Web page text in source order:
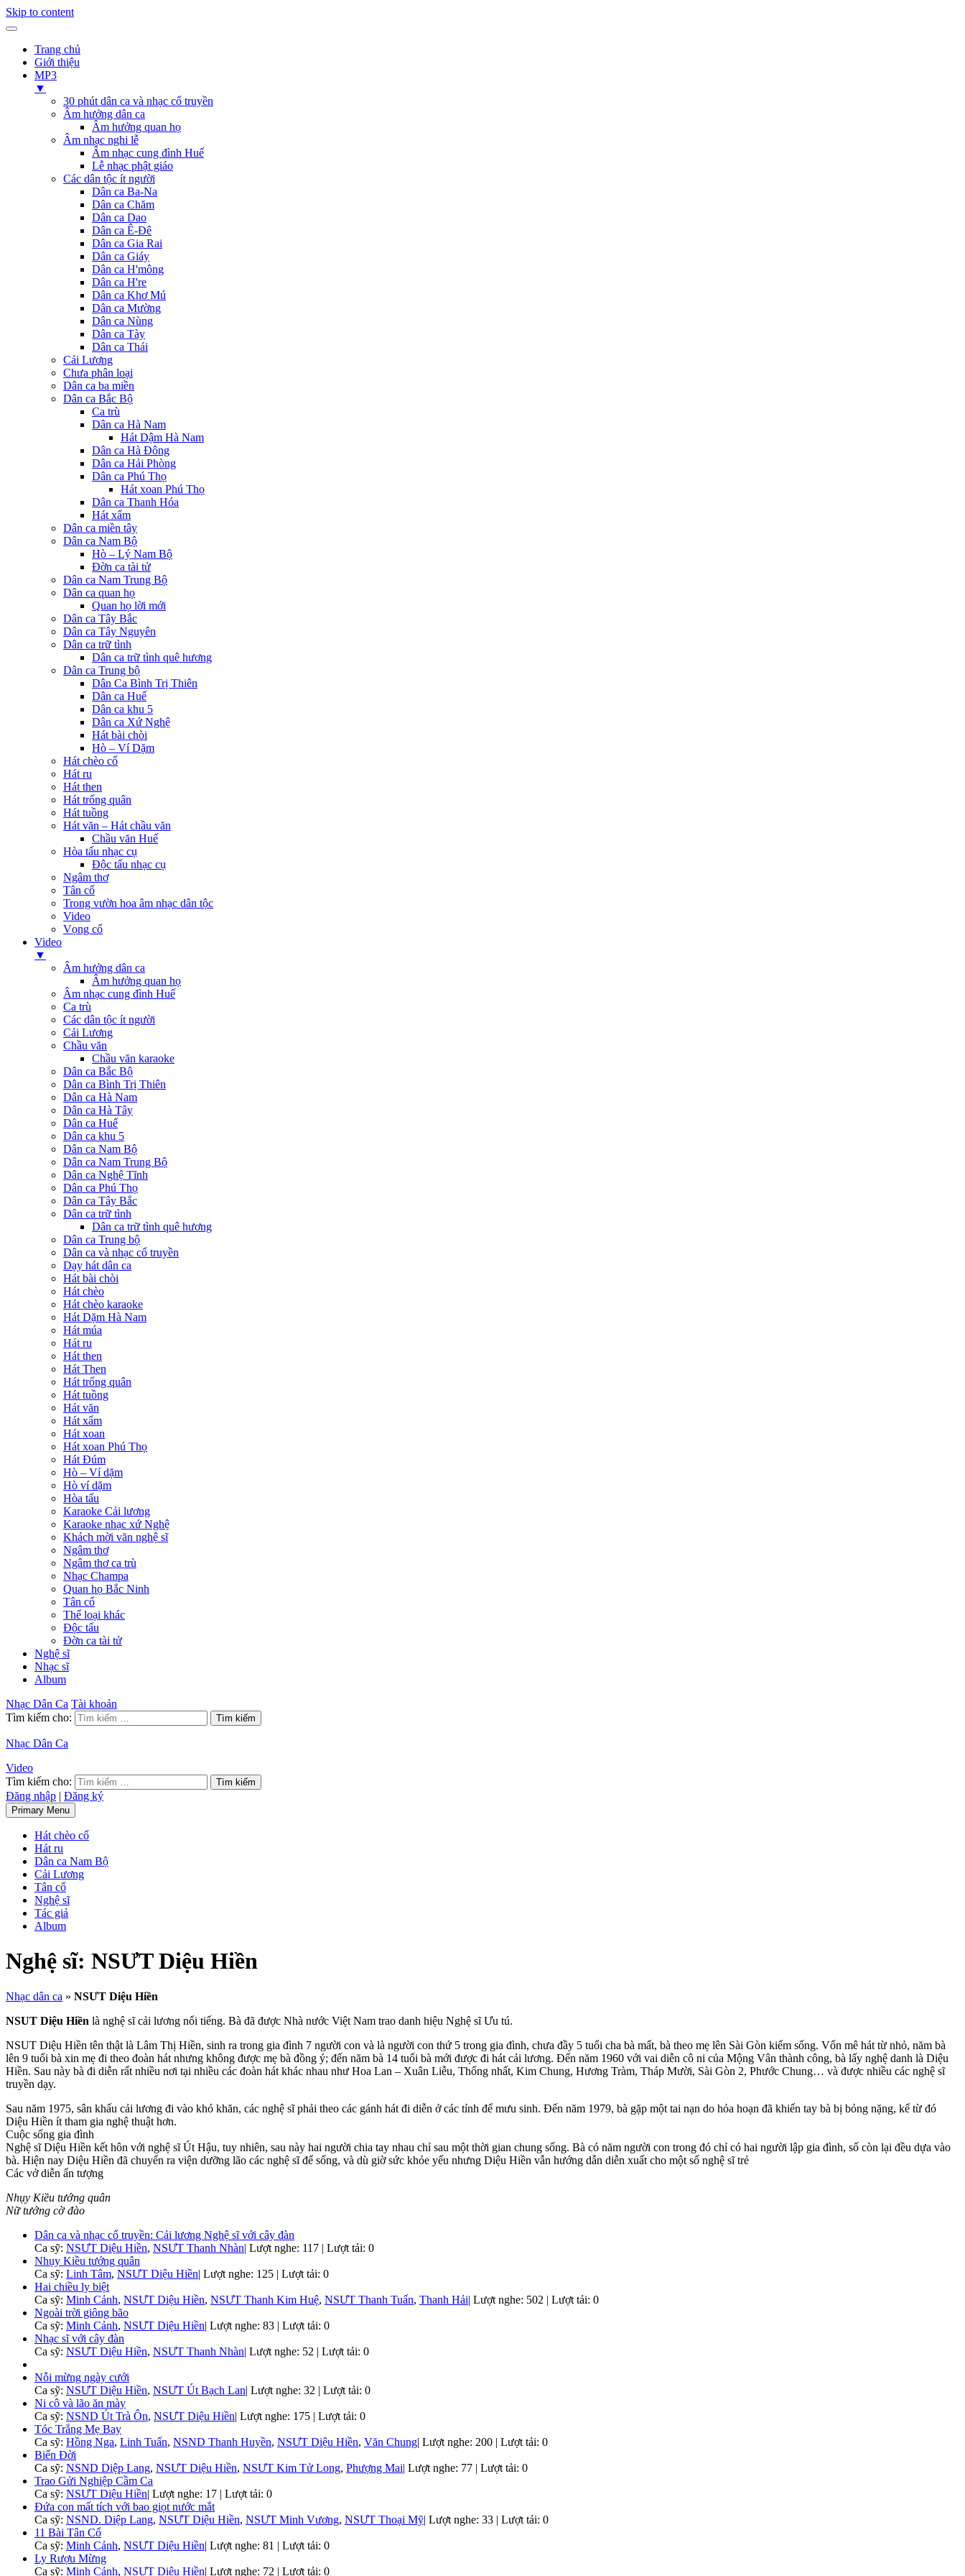
Skip to content
Trang chủ
Giới thiệu
MP3
▼
30 phút dân ca và nhạc cổ truyền
Âm hưởng dân ca
Âm hưởng quan họ
Âm nhạc nghi lễ
Âm nhạc cung đình Huế
Lễ nhạc phật giáo
Các dân tộc ít người
Dân ca Ba-Na
Dân ca Chăm
Dân ca Dao
Dân ca Ê-Đê
Dân ca Gia Rai
Dân ca Giáy
Dân ca H'mông
Dân ca H're
Dân ca Khơ Mú
Dân ca Mường
Dân ca Nùng
Dân ca Tày
Dân ca Thái
Cải Lương
Chưa phân loại
Dân ca ba miền
Dân ca Bắc Bộ
Ca trù
Dân ca Hà Nam
Hát Dậm Hà Nam
Dân ca Hà Đông
Dân ca Hải Phòng
Dân ca Phú Thọ
Hát xoan Phú Thọ
Dân ca Thanh Hóa
Hát xẩm
Dân ca miền tây
Dân ca Nam Bộ
Hò – Lý Nam Bộ
Đờn ca tài tử
Dân ca Nam Trung Bộ
Dân ca quan họ
Quan họ lời mới
Dân ca Tây Bắc
Dân ca Tây Nguyên
Dân ca trữ tình
Dân ca trữ tình quê hương
Dân ca Trung bộ
Dân Ca Bình Trị Thiên
Dân ca Huế
Dân ca khu 5
Dân ca Xứ Nghệ
Hát bài chòi
Hò – Ví Dặm
Hát chèo cổ
Hát ru
Hát then
Hát trống quân
Hát tuồng
Hát văn – Hát chầu văn
Chầu văn Huế
Hòa tấu nhạc cụ
Độc tấu nhạc cụ
Ngâm thơ
Tân cổ
Trong vườn hoa âm nhạc dân tộc
Video
Vọng cổ
Video
▼
Âm hưởng dân ca
Âm hưởng quan họ
Âm nhạc cung đình Huế
Ca trù
Các dân tộc ít người
Cải Lương
Chầu văn
Chầu văn karaoke
Dân ca Bắc Bộ
Dân ca Bình Trị Thiên
Dân ca Hà Nam
Dân ca Hà Tây
Dân ca Huế
Dân ca khu 5
Dân ca Nam Bộ
Dân ca Nam Trung Bộ
Dân ca Nghệ Tĩnh
Dân ca Phú Thọ
Dân ca Tây Bắc
Dân ca trữ tình
Dân ca trữ tình quê hương
Dân ca Trung bộ
Dân ca và nhạc cổ truyền
Dạy hát dân ca
Hát bài chòi
Hát chèo
Hát chèo karaoke
Hát Dặm Hà Nam
Hát múa
Hát ru
Hát then
Hát Then
Hát trống quân
Hát tuồng
Hát văn
Hát xẩm
Hát xoan
Hát xoan Phú Thọ
Hát Đúm
Hò – Ví dặm
Hò ví dặm
Hòa tấu
Karaoke Cải lương
Karaoke nhạc xứ Nghệ
Khách mời văn nghệ sĩ
Ngâm thơ
Ngâm thơ ca trù
Nhạc Champa
Quan họ Bắc Ninh
Tân cổ
Thể loại khác
Độc tấu
Đờn ca tài tử
Nghệ sĩ
Nhạc sĩ
Album
Nhạc Dân Ca Tài khoản
Tìm kiếm cho:
Nhạc Dân Ca
Video
Tìm kiếm cho:
Đăng nhập | Đăng ký
Primary Menu
Hát chèo cổ
Hát ru
Dân ca Nam Bộ
Cải Lương
Tân cổ
Nghệ sĩ
Tác giả
Album
Nghệ sĩ: NSƯT Diệu Hiền
Nhạc dân ca » NSƯT Diệu Hiền
NSUT Diệu Hiền là nghệ sĩ cải lương nổi tiếng. Bà đã được Nhà nước Việt Nam trao danh hiệu Nghệ sĩ Ưu tú.
NSUT Diệu Hiền tên thật là Lâm Thị Hiền, sinh ra trong gia đình 7 người con và là người con thứ 5 trong gia đình, chưa đầy 5 tuổi cha bà mất, bà theo mẹ lên Sài Gòn kiếm sống. Vốn mê hát từ nhỏ, năm bà
lên 9 tuổi bà xin mẹ đi theo đoàn hát nhưng không được mẹ bà đồng ý; đến năm bà 14 tuổi bà mới được đi hát cải lương. Đến năm 1960 với vai diễn cô ni của Mộng Vân thành công, bà lấy nghệ danh là Diệu
Hiền. Sau này bà đi diễn rất nhiều nơi tại nhiều các đoàn hát khác nhau như Hoa Lan – Xuân Liễu, Thống nhất, Kim Chung, Hương Tràm, Tháp Mười, Sài Gòn 2, Phước Chung… và được nhiều các nghệ sĩ
truyền dạy.
Sau năm 1975, sân khấu cải lương đi vào khó khăn, các nghệ sĩ phải theo các gánh hát đi diễn ở các tỉnh để mưu sinh. Đến năm 1979, bà gặp một tai nạn do hỏa hoạn đã khiến tay bà bị bỏng nặng, kể từ đó
Diệu Hiền ít tham gia nghệ thuật hơn.
Cuộc sống gia đình
Nghệ sĩ Diệu Hiền kết hôn với nghệ sĩ Út Hậu, tuy nhiên, sau này hai người chia tay nhau chỉ sau một thời gian chung sống. Bà có năm người con trong đó chỉ có hai người lập gia đình, số còn lại đều dựa vào
bà. Hiện nay Diệu Hiền đã chuyển ra viện dưỡng lão các nghệ sĩ để sống, và dù giờ sức khỏe yếu nhưng Diệu Hiền vẫn hướng dẫn diễn xuất cho một số nghệ sĩ trẻ
Các vở diễn ấn tượng
Nhụy Kiều tướng quân
Nữ tướng cờ đào
Dân ca và nhạc cổ truyền: Cải lương Nghệ sĩ với cây đàn
Ca sỹ: NSƯT Diệu Hiền, NSƯT Thanh Nhàn| Lượt nghe: 117 | Lượt tải: 0
Nhụy Kiều tướng quân
Ca sỹ: Linh Tâm, NSƯT Diệu Hiền| Lượt nghe: 125 | Lượt tải: 0
Hai chiều ly biệt
Ca sỹ: Minh Cảnh, NSƯT Diệu Hiền, NSƯT Thanh Kim Huệ, NSƯT Thanh Tuấn, Thanh Hải| Lượt nghe: 502 | Lượt tải: 0
Ngoài trời giông bão
Ca sỹ: Minh Cảnh, NSƯT Diệu Hiền| Lượt nghe: 83 | Lượt tải: 0
Nhạc sĩ với cây đàn
Ca sỹ: NSƯT Diệu Hiền, NSƯT Thanh Nhàn| Lượt nghe: 52 | Lượt tải: 0
Nỗi mừng ngày cưới
Ca sỹ: NSƯT Diệu Hiền, NSƯT Út Bạch Lan| Lượt nghe: 32 | Lượt tải: 0
Ni cô và lão ăn mày
Ca sỹ: NSND Út Trà Ôn, NSƯT Diệu Hiền| Lượt nghe: 175 | Lượt tải: 0
Tóc Trắng Mẹ Bay
Ca sỹ: Hồng Nga, Linh Tuấn, NSND Thanh Huyền, NSƯT Diệu Hiền, Văn Chung| Lượt nghe: 200 | Lượt tải: 0
Biển Đời
Ca sỹ: NSND Diệp Lang, NSƯT Diệu Hiền, NSƯT Kim Tử Long, Phượng Mai| Lượt nghe: 77 | Lượt tải: 0
Trao Gửi Nghiệp Cầm Ca
Ca sỹ: NSƯT Diệu Hiền| Lượt nghe: 17 | Lượt tải: 0
Đứa con mất tích với bao giọt nước mắt
Ca sỹ: NSND. Diệp Lang, NSƯT Diệu Hiền, NSƯT Minh Vương, NSƯT Thoại Mỹ| Lượt nghe: 33 | Lượt tải: 0
11 Bài Tân Cổ
Ca sỹ: Minh Cảnh, NSƯT Diệu Hiền| Lượt nghe: 81 | Lượt tải: 0
Ly Rượu Mừng
Ca sỹ: Minh Cảnh, NSƯT Diệu Hiền| Lượt nghe: 72 | Lượt tải: 0